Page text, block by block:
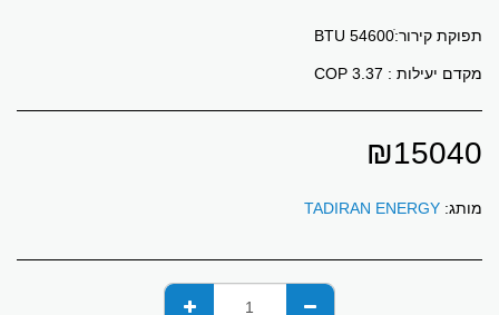
מקדם יעילות : 3.37 COP
₪15040
מותג: TADIRAN ENERGY